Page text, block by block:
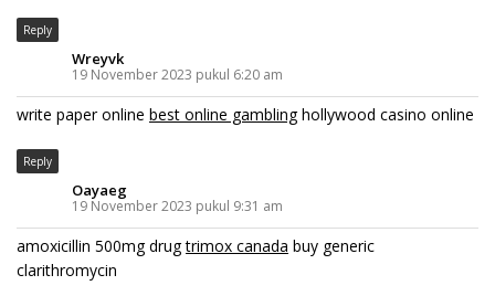
Reply
Wreyvk
19 November 2023 pukul 6:20 am
write paper online best online gamblinghollywood casino online
Reply
Oayaeg
19 November 2023 pukul 9:31 am
amoxicillin 500mg drugtrimox canada buy generic
clarithromycin